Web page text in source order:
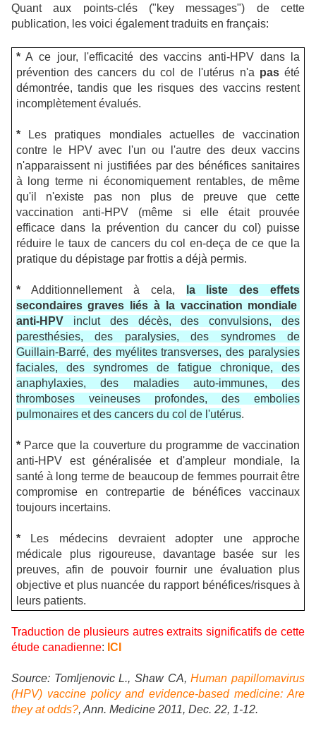
Quant aux points-clés ("key messages") de cette
publication, les voici également traduits en français:
* A ce jour, l'efficacité des vaccins anti-HPV dans la
prévention des cancers du col de l'utérus n'a pasété
démontrée, tandis que les risques des vaccins restent
incomplètement évalués.
*
Les pratiques mondiales actuelles de vaccination
contre le HPV avec l'un ou l'autre des deux vaccins
n'apparaissent ni justifiées par des bénéfices sanitaires
à long terme ni économiquement rentables, de même
qu'il n'existe pas non plus de preuve que cette
vaccination anti-HPV (même si elle était prouvée
efficace dans la prévention du cancer du col) puisse
réduire le taux de cancers du col en-deça de ce que la
pratique du dépistage par frottis a déjà permis.
* Additionnellement à cela,
la liste des effets
secondaires graves liés à la vaccination mondiale
anti-HPV inclut des décès, des convulsions, des
paresthésies, des paralysies, des syndromes de
Guillain-Barré, des myélites transverses, des paralysies
faciales, des syndromes de fatigue chronique, des
anaphylaxies, des maladies auto-immunes, des
thromboses veineuses profondes, des embolies
pulmonaires et des cancers du col de l'utérus.
* Parce que la couverture du programme de vaccination
anti-HPV est généralisée et d'ampleur mondiale, la
santé à long terme de beaucoup de femmes pourrait être
compromise en contrepartie de bénéfices vaccinaux
toujours incertains.
*
Les médecins devraient adopter une approche
médicale plus rigoureuse, davantage basée sur les
preuves, afin de pouvoir fournir une évaluation plus
objective et plus nuancée du rapport bénéfices/risques à
leurs patients.
Traduction de plusieurs autres extraits significatifs de cette
étude canadienne: ICI
Source: Tomljenovic L., Shaw CA,Human papillomavirus
(HPV) vaccine policy and evidence-based medicine: Are
they at odds?, Ann. Medicine 2011, Dec. 22, 1-12.